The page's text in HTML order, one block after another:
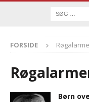
FORSIDE
Børn